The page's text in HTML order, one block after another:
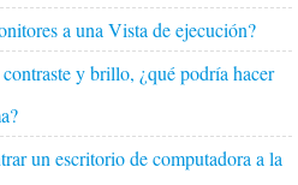
a una Vista de ejecución?
y brillo, ¿qué podría hacer
un escritorio de computadora a la